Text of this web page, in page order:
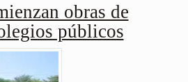
obras de
públicos